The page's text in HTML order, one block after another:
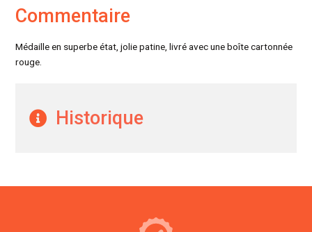
Commentaire
Médaille en superbe état, jolie patine, livré avec une boîte cartonnée
rouge.
Historique